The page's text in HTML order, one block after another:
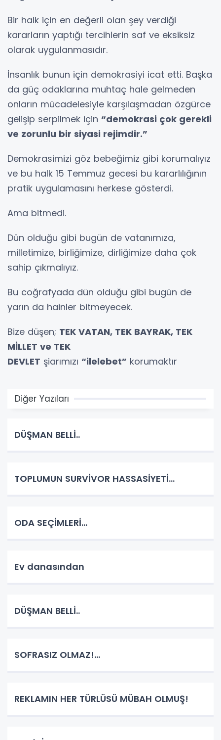
Bir halk için en değerli olan şey verdiği
kararların yaptığı tercihlerin saf ve eksiksiz
olarak uygulanmasıdır.
İnsanlık bunun için demokrasiyi icat etti. Başka
da güç odaklarına muhtaç hale gelmeden
onların mücadelesiyle karşılaşmadan özgürce
gelişip serpilmek için “demokrasi çok gerekli
ve zorunlu bir siyasi rejimdir.”
Demokrasimizi göz bebeğimiz gibi korumalıyız
ve bu halk 15 Temmuz gecesi bu kararlılığının
pratik uygulamasını herkese gösterdi.
Ama bitmedi.
Dün olduğu gibi bugün de vatanımıza,
milletimize, birliğimize, dirliğimize daha çok
sahip çıkmalıyız.
Bu coğrafyada dün olduğu gibi bugün de
yarın da hainler bitmeyecek.
Bize düşen; TEK VATAN, TEK BAYRAK, TEK
MİLLET ve TEK
DEVLET şiarımızı “ilelebet” korumaktır
Diğer Yazıları
DÜŞMAN BELLİ..
TOPLUMUN SURVİVOR HASSASİYETİ...
ODA SEÇİMLERİ...
Ev danasından
DÜŞMAN BELLİ..
SOFRASIZ OLMAZ!...
REKLAMIN HER TÜRLÜSÜ MÜBAH OLMUŞ!